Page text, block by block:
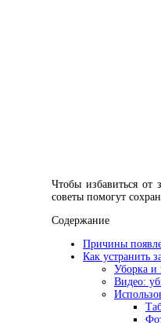
Чтобы избавиться от
советы помогут
Содержание
Причины
Как устранить
Уборка и
Видео: